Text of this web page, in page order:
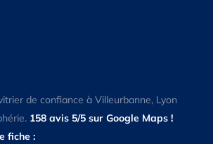
de confiance à Villeurbanne, Lyon
158 avis 5/5 sur Google Maps !
fiche :